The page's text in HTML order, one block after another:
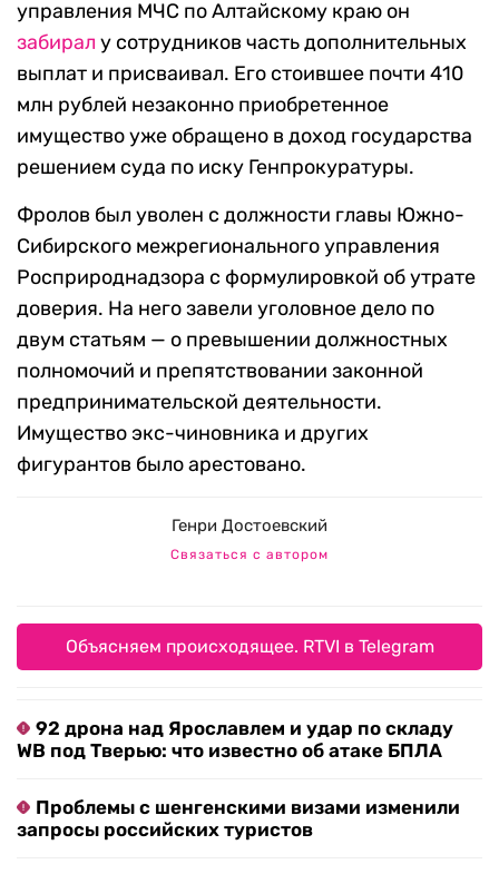
управления МЧС по Алтайскому краю он
забирал у сотрудников часть дополнительных
выплат и присваивал. Его стоившее почти 410
млн рублей незаконно приобретенное
имущество уже обращено в доход государства
решением суда по иску Генпрокуратуры.
Фролов был уволен с должности главы Южно-
Сибирского межрегионального управления
Росприроднадзора с формулировкой об утрате
доверия. На него завели уголовное дело по
двум статьям — о превышении должностных
полномочий и препятствовании законной
предпринимательской деятельности.
Имущество экс-чиновника и других
фигурантов было арестовано.
Генри Достоевский
Связаться с автором
Объясняем происходящее. RTVI в Telegram
92 дрона над Ярославлем и удар по складу
WB под Тверью: что известно об атаке БПЛА
Проблемы с шенгенскими визами изменили
запросы российских туристов